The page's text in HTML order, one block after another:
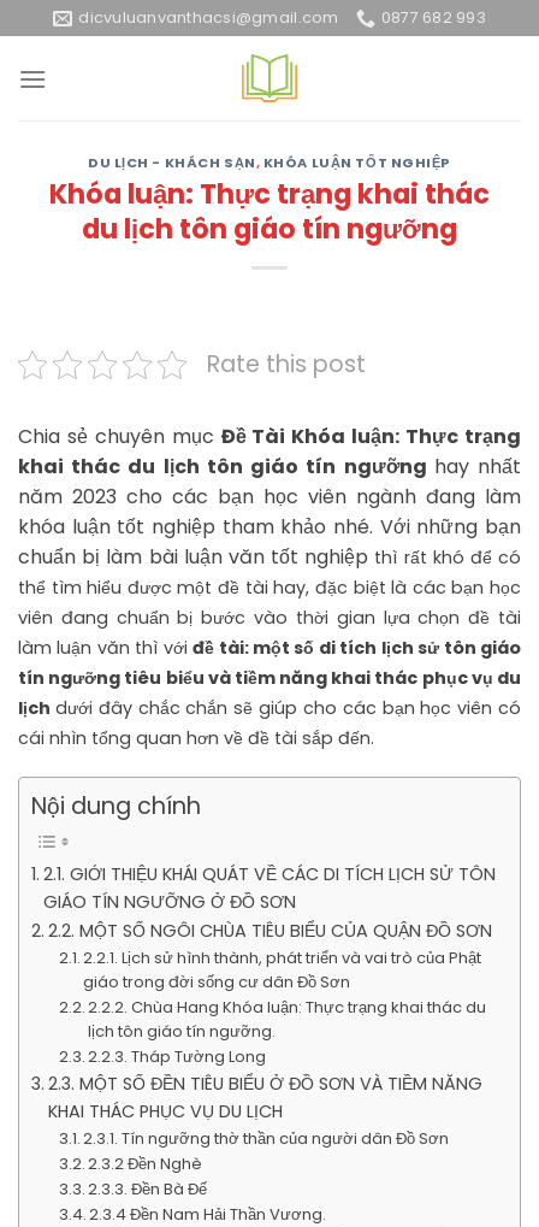
to
content
dicvuluanvanthacsi@gmail.com 0877 682 993
DU LỊCH - KHÁCH SẠN, KHÓA LUẬN TỐT NGHIỆP
Khóa luận: Thực trạng khai thác
du lịch tôn giáo tín ngưỡng
Rate this post
Chia sẻ chuyên mục Đề Tài Khóa luận: Thực trạng
khai thác du lịch tôn giáo tín ngưỡng hay nhất
năm 2023 cho các bạn học viên ngành đang làm
khóa luận tốt nghiệp tham khảo nhé. Với những bạn
chuẩn bị làm bài luận văn tốt nghiệp thì rất khó để có
thể tìm hiểu được một đề tài hay, đặc biệt là các bạn học
viên đang chuẩn bị bước vào thời gian lựa chọn đề tài
làm luận văn thì vớiđề tài: một số di tích lịch sử tôn giáo
tín ngưỡng tiêu biểu và tiềm năng khai thác phục vụ du
lịch dưới đây chắc chắn sẽ giúp cho các bạn học viên có
cái nhìn tổng quan hơn về đề tài sắp đến.
Nội dung chính
2.1. GIỚI THIỆU KHÁI QUÁT VỀ CÁC DI TÍCH LỊCH SỬ TÔN
GIÁO TÍN NGƯỠNG Ở ĐỒ SƠN
2.2. MỘT SỐ NGÔI CHÙA TIÊU BIỂU CỦA QUẬN ĐỒ SƠN
2.2.1. Lịch sử hình thành, phát triển và vai trò của Phật
giáo trong đời sống cư dân Đồ Sơn
2.2.2. Chùa Hang Khóa luận: Thực trạng khai thác du
lịch tôn giáo tín ngưỡng.
2.2.3. Tháp Tường Long
2.3. MỘT SỐ ĐỀN TIÊU BIỂU Ở ĐỒ SƠN VÀ TIỀM NĂNG
KHAI THÁC PHỤC VỤ DU LỊCH
2.3.1. Tín ngưỡng thờ thần của người dân Đồ Sơn
2.3.2 Đền Nghè
2.3.3. Đền Bà Đế
2.3.4 Đền Nam Hải Thần Vương.